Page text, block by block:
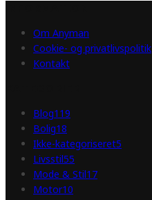
Om Anyman
Cookie- og privatlivspolitik
Kontakt
Blog119
Bolig18
Ikke-kategoriseret5
Livsstil55
Mode & Stil17
Motor10